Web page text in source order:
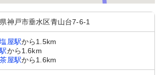
神戸市垂水区青山台7-6-1
屋駅から1.5km
から1.6km
屋駅から1.6km